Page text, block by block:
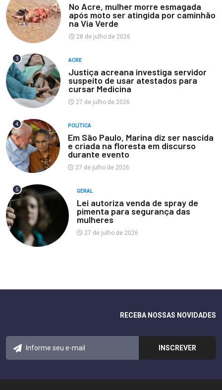
No Acre, mulher morre esmagada
após moto ser atingida por caminhão
na Via Verde
28 de julho de 2026
3 ACRE
Justiça acreana investiga servidor
suspeito de usar atestados para
cursar Medicina
27 de julho de 2026
4 POLÍTICA
Em São Paulo, Marina diz ser nascida
e criada na floresta em discurso
durante evento
27 de julho de 2026
5 GERAL
Lei autoriza venda de spray de
pimenta para segurança das
mulheres
27 de julho de 2026
RECEBA NOSSAS NOVIDADES